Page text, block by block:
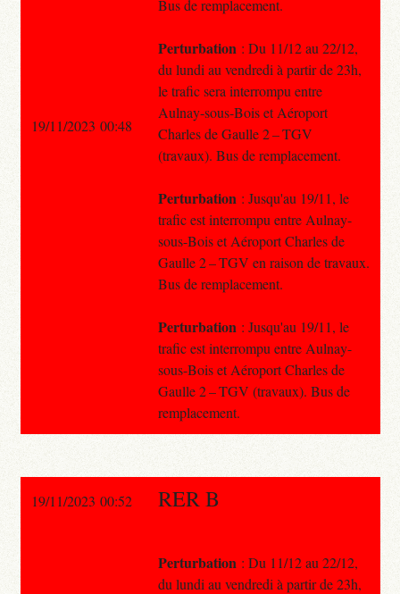
Bus de remplacement.
Perturbation : Du 11/12 au 22/12,
du lundi au vendredi à partir de 23h,
le trafic sera interrompu entre
Aulnay-sous-Bois et Aéroport
Charles de Gaulle 2 – TGV
(travaux). Bus de remplacement.
Perturbation : Jusqu'au 19/11, le
trafic est interrompu entre Aulnay-
sous-Bois et Aéroport Charles de
Gaulle 2 – TGV en raison de travaux.
Bus de remplacement.
Perturbation : Jusqu'au 19/11, le
trafic est interrompu entre Aulnay-
sous-Bois et Aéroport Charles de
Gaulle 2 – TGV (travaux). Bus de
remplacement.
19/11/2023 00:48
19/11/2023 00:52 RER B
Perturbation : Du 11/12 au 22/12,
du lundi au vendredi à partir de 23h,